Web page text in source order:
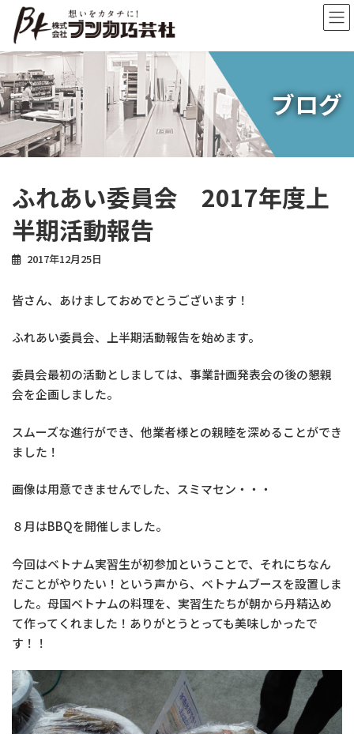
ン
ツ
へ
ス
キ
ッ
プ
ー
シ
ョ
ン
に
移
動
ブログ
ふれあい委員会 2017年度上
半期活動報告
2017年12月25日
皆さん、あけましておめでとうございます！
ふれあい委員会、上半期活動報告を始めます。
委員会最初の活動としましては、事業計画発表会の後の懇親
会を企画しました。
スムーズな進行ができ、他業者様との親睦を深めることができ
ました！
画像は用意できませんでした、スミマセン・・・
８月はBBQを開催しました。
今回はベトナム実習生が初参加ということで、それにちなん
だことがやりたい！という声から、ベトナムブースを設置しま
した。母国ベトナムの料理を、実習生たちが朝から丹精込め
て作ってくれました！ありがとうとっても美味しかったで
す！！